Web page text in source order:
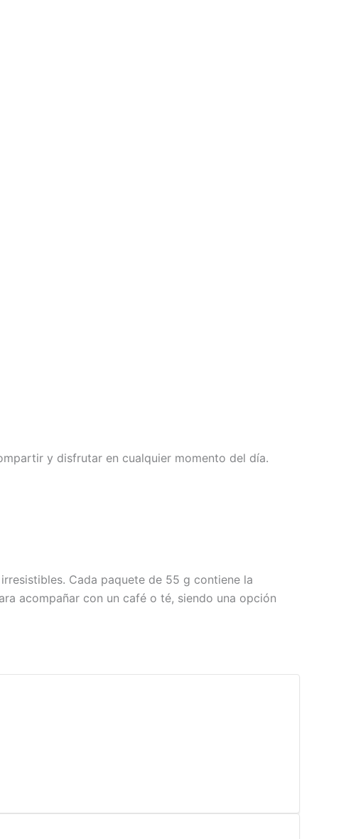
y disfrutar en cualquier momento del día.
Cada paquete de 55 g contiene la
acompañar con un café o té, siendo una opción